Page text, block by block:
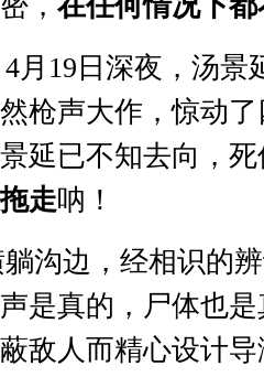
4月 19 日深夜，汤景
枪声大作，惊动
延已不知去向，
走呐！
沟边，经相识的
是真的，尸体也
敌人而精心设计